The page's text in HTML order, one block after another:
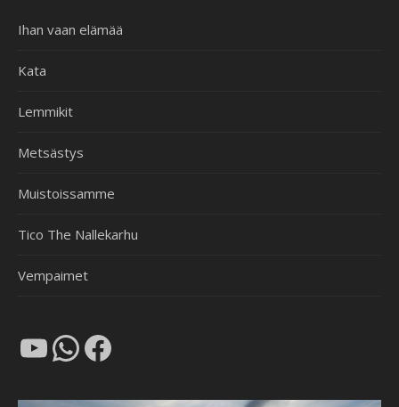
Ihan vaan elämää
Kata
Lemmikit
Metsästys
Muistoissamme
Tico The Nallekarhu
Vempaimet
YouTubeWhatsApp
Facebook